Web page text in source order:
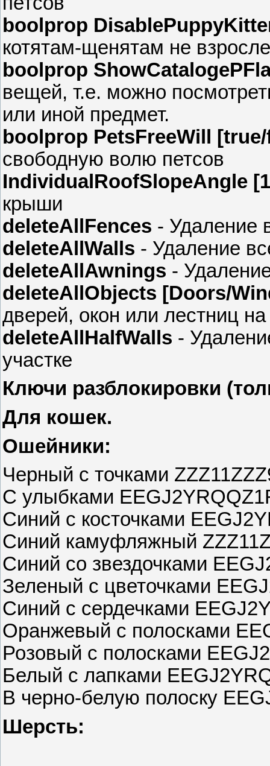
boolprop
котятам-щенятам не
boolprop
вещей, т.е. можно
или иной предмет.
boolprop PetsFreeWill
свободную волю петсов
IndividualRoofSlopeAngle
крыши
deleteAllFences - Удаление
deleteAllWalls - Удаление
deleteAllAwnings -
deleteAllObjects [Doors/
дверей, окон или лестниц на
deleteAllHalfWalls -
участке
Ключи разблокировки
Для кошек.
Ошейники:
Черный с точками
С улыбками
Синий с косточками
Синий камуфляжный
Синий со звездочками
Зеленый с цветочками
Синий с сердечками
Оранжевый с полосками
Розовый с полосками
Белый с лапками
В черно-белую полоску
Шерсть: